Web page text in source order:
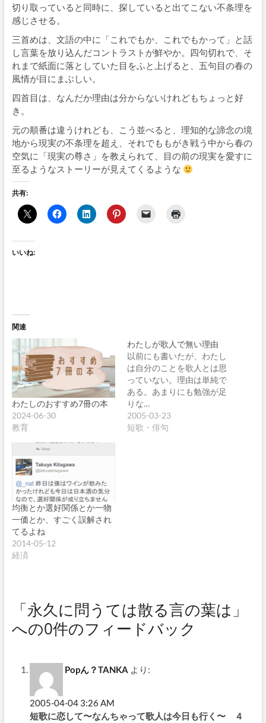
切り取っていると同時に、探していると出てこない不条理を
感じさせる。
三首めは、文語の中に「これでもか、これでもかって」と話
し言葉を放り込んだコントラストが鮮やか。四句切れで、そ
れまで紙面に落としていた目をふと上げると、五句目の春の
風情が目にまぶしい。
四首目は、なんだか理由は分からないけれどもちょっと好
き。
元の順番は違うけれども、こう並べると、理知的な諦念の境
地から現実の不条理を超え、それでももがき戦う中から春の
空気に「現実の尊さ」を教えられて、目の前の現実を愛すに
至るようなストーリーが見えてくるような
共有:
いいね:
関連
わたしのおすすめ7冊の本
2024-06-30
教育
わたしが歌人で無い理由
以前にも書いたが、わたし
は自分のことを歌人とは思
っていない。理由は単純で
ある。あまりにも勉強が足
りな…
2005-03-23
短歌・俳句
均衡とか選好関係とか一物
一価とか、すごく誤解され
てるよね
2014-05-12
経済
「永久に問うては散る言の葉は」
への0件のフィードバック
Popん？TANKA より:
2005-04-04 3:26 AM
短歌に恋して〜なんちゃって歌人は今日も行く〜 ４